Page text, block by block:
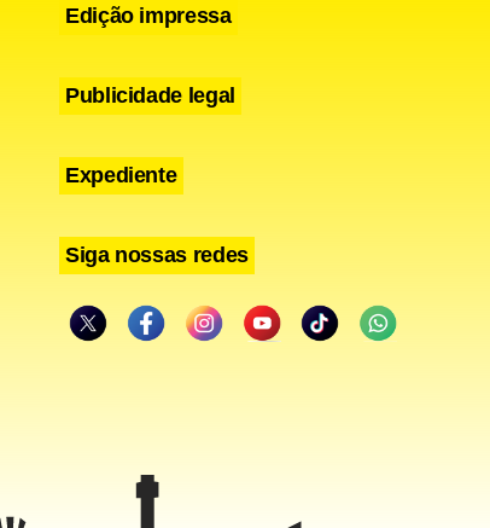
Edição impressa
Publicidade legal
Expediente
Siga nossas redes